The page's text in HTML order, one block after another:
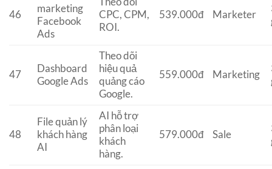
46
marketing
Facebook
Ads
CPC, CPM,
ROI.
539.000đ Marketer
47
Dashboard
Google Ads
Theo dõi
hiệu quả
quảng cáo
Google.
559.000đ Marketing
48
File quản lý
khách hàng
AI
AI hỗ trợ
phân loại
khách
hàng.
579.000đ Sale